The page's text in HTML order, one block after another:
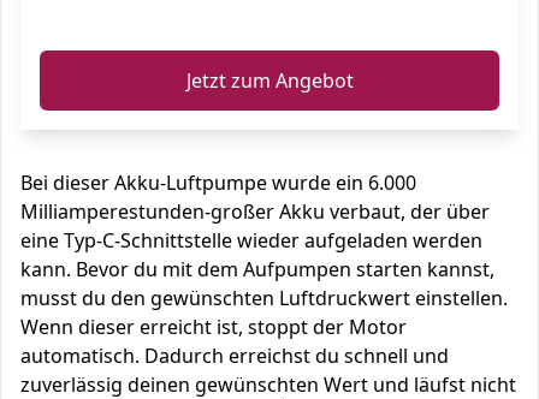
Jetzt zum Angebot
Bei dieser Akku-Luftpumpe wurde ein 6.000
Milliamperestunden-großer Akku verbaut, der über
eine Typ-C-Schnittstelle wieder aufgeladen werden
kann. Bevor du mit dem Aufpumpen starten kannst,
musst du den gewünschten Luftdruckwert einstellen.
Wenn dieser erreicht ist, stoppt der Motor
automatisch. Dadurch erreichst du schnell und
zuverlässig deinen gewünschten Wert und läufst nicht